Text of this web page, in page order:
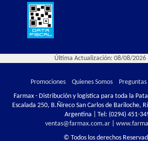
Última Actualización: 08/08/2026
Promociones Quienes Somos
Farmax - Distribución y logística para toda la
Escalada 250, B.Ñireco San Carlos de Bariloche,
Argentina | Tel: (0294) 451-
ventas@farmax.com.ar|
© Todos los derechos